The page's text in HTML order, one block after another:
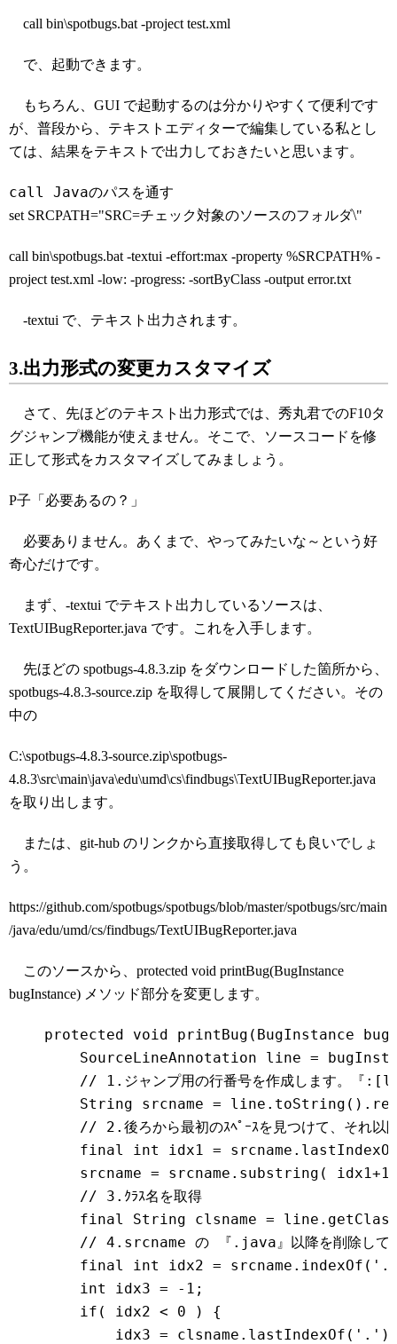
call bin\spotbugs.bat -project test.xml
で、起動できます。
もちろん、GUI で起動するのは分かりやすくて便利です
が、普段から、テキストエディターで編集している私とし
ては、結果をテキストで出力しておきたいと思います。
call Javaのパスを通す
set SRCPATH="SRC=チェック対象のソースのフォルダ\"
call bin\spotbugs.bat -textui -effort:max -property %SRCPATH% -
project test.xml -low: -progress: -sortByClass -output error.txt
-textui で、テキスト出力されます。
3.出力形式の変更カスタマイズ
さて、先ほどのテキスト出力形式では、秀丸君でのF10タ
グジャンプ機能が使えません。そこで、ソースコードを修
正して形式をカスタマイズしてみましょう。
P子「必要あるの？」
必要ありません。あくまで、やってみたいな～という好
奇心だけです。
まず、-textui でテキスト出力しているソースは、
TextUIBugReporter.java です。これを入手します。
先ほどの spotbugs-4.8.3.zip をダウンロードした箇所から、
spotbugs-4.8.3-source.zip を取得して展開してください。その
中の
C:\spotbugs-4.8.3-source.zip\spotbugs-
4.8.3\src\main\java\edu\umd\cs\findbugs\TextUIBugReporter.java
を取り出します。
または、git-hub のリンクから直接取得しても良いでしょ
う。
https://github.com/spotbugs/spotbugs/blob/master/spotbugs/src/main
/java/edu/umd/cs/findbugs/TextUIBugReporter.java
このソースから、protected void printBug(BugInstance
bugInstance) メソッド部分を変更します。
protected void printBug(BugInstance
SourceLineAnnotation line =
// 1.ジャンプ用の行番号を作成します。『
String srcname =
// 2.後ろから最初のｽﾍﾟｰｽを見つけて、それ以
final int idx1 =
srcname = srcname.substring( idx1+1
        // 3.ｸﾗｽ名を取得
final String clsname =
// 4.srcname の 『.java』以降を削除して
final int idx2 =
        int idx3 = -1;
        if( idx2 < 0 ) {
idx3 =